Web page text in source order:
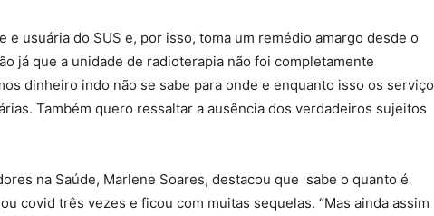
e usuária do SUS e, por isso, toma um remédio amargo desde o
já que a unidade de radioterapia não foi completamente
dinheiro indo não se sabe para onde e enquanto isso os
Também quero ressaltar a ausência dos verdadeiros sujeitos
na Saúde, Marlene Soares, destacou que sabe o quanto é
covid três vezes e ficou com muitas sequelas. “Mas ainda assim